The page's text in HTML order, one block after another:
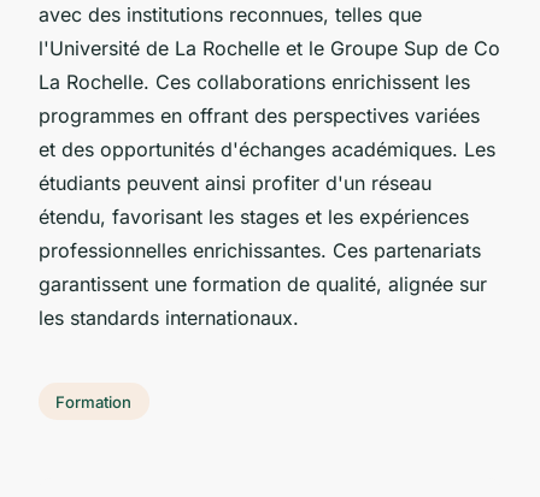
avec des institutions reconnues, telles que
l'Université de La Rochelle et le Groupe Sup de Co
La Rochelle. Ces collaborations enrichissent les
programmes en offrant des perspectives variées
et des opportunités d'échanges académiques. Les
étudiants peuvent ainsi profiter d'un réseau
étendu, favorisant les stages et les expériences
professionnelles enrichissantes. Ces partenariats
garantissent une formation de qualité, alignée sur
les standards internationaux.
Formation